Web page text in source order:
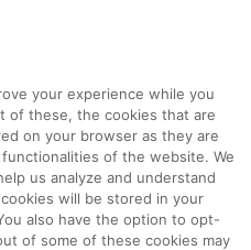
your experience while you
of these, the cookies that are
on your browser as they are
of the website. We
us analyze and understand
will be stored in your
also have the option to opt-
of some of these cookies may